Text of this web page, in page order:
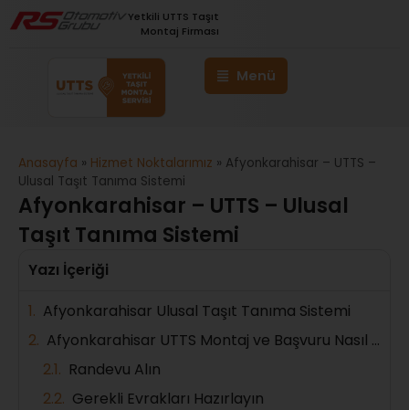
Yetkili UTTS Taşıt
Montaj Firması
Anasayfa » Hizmet Noktalarımız » Afyonkarahisar – UTTS –
Ulusal Taşıt Tanıma Sistemi
Afyonkarahisar – UTTS – Ulusal
Taşıt Tanıma Sistemi
Yazı İçeriği
Afyonkarahisar Ulusal Taşıt Tanıma Sistemi
Afyonkarahisar UTTS Montaj ve Başvuru Nasıl Yapılır?
Randevu Alın
Gerekli Evrakları Hazırlayın